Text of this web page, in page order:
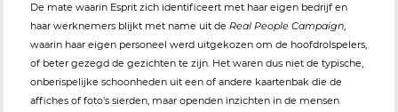
De mate waarin Esprit zich identificeert met haar eigen bedrijf en
haar werknemers blijkt met name uit de Real People Campaign,
waarin haar eigen personeel werd uitgekozen om de hoofdrolspelers,
of beter gezegd de gezichten te zijn. Het waren dus niet de typische,
onberispelijke schoonheden uit een of andere kaartenbak die de
affiches of foto's sierden, maar openden inzichten in de mensen